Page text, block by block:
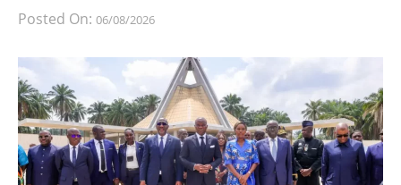
Posted On: 06/08/2026